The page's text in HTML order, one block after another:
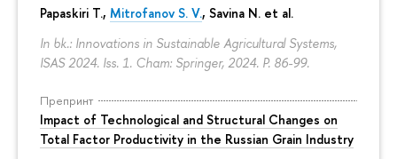
Papaskiri T., Mitrofanov S. V., Savina N. et al.
In bk.: Innovations in Sustainable Agricultural Systems,
ISAS 2024. Iss. 1. Cham: Springer, 2024. P. 86-99.
Препринт
Impact of Technological and Structural Changes on
Total Factor Productivity in the Russian Grain Industry